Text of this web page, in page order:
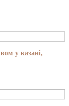
у казані,